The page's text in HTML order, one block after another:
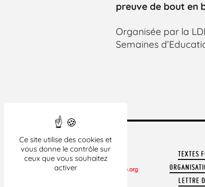
Ce site utilise des cookies et
vous donne le contrôle sur
ceux que vous souhaitez
activer
preuve de bout en
Organisée par la
Semaines
TEXTES
LETTRE